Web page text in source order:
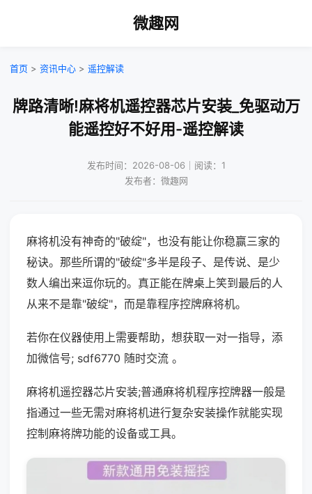
微趣网
首页 > 资讯中心 > 遥控解读
牌路清晰!麻将机遥控器芯片安装_免驱动万
能遥控好不好用-遥控解读
发布时间：2026-08-06｜阅读：1
发布者：微趣网
麻将机没有神奇的"破绽"，也没有能让你稳赢三家的
秘诀。那些所谓的"破绽"多半是段子、是传说、是少
数人编出来逗你玩的。真正能在牌桌上笑到最后的人
从来不是靠"破绽"，而是靠程序控牌麻将机。
若你在仪器使用上需要帮助，想获取一对一指导，添
加微信号; sdf6770 随时交流 。
麻将机遥控器芯片安装;普通麻将机程序控牌器一般是
指通过一些无需对麻将机进行复杂安装操作就能实现
控制麻将牌功能的设备或工具。